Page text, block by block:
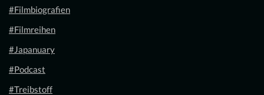
#Filmbiografien
#Filmreihen
#Japanuary
#Podcast
#Treibstoff